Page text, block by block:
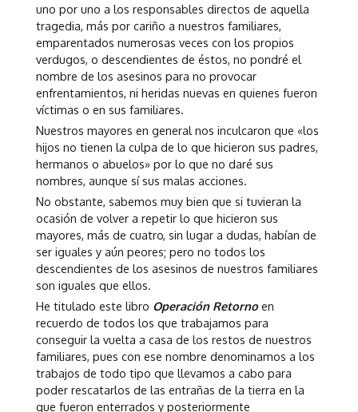
uno por uno a los responsables directos de aquella
tragedia, más por cariño a nuestros familiares,
emparentados numerosas veces con los propios
verdugos, o descendientes de éstos, no pondré el
nombre de los asesinos para no provocar
enfrentamientos, ni heridas nuevas en quienes fueron
víctimas o en sus familiares.
Nuestros mayores en general nos inculcaron que «los
hijos no tienen la culpa de lo que hicieron sus padres,
hermanos o abuelos» por lo que no daré sus
nombres, aunque sí sus malas acciones.
No obstante, sabemos muy bien que si tuvieran la
ocasión de volver a repetir lo que hicieron sus
mayores, más de cuatro, sin lugar a dudas, habían de
ser iguales y aún peores; pero no todos los
descendientes de los asesinos de nuestros familiares
son iguales que ellos.
He titulado este libro Operación Retornoen
recuerdo de todos los que trabajamos para
conseguir la vuelta a casa de los restos de nuestros
familiares, pues con ese nombre denominamos a los
trabajos de todo tipo que llevamos a cabo para
poder rescatarlos de las entrañas de la tierra en la
que fueron enterrados y posteriormente